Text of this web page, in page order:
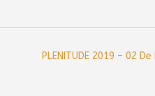
PLENITUDE 2019 – 02